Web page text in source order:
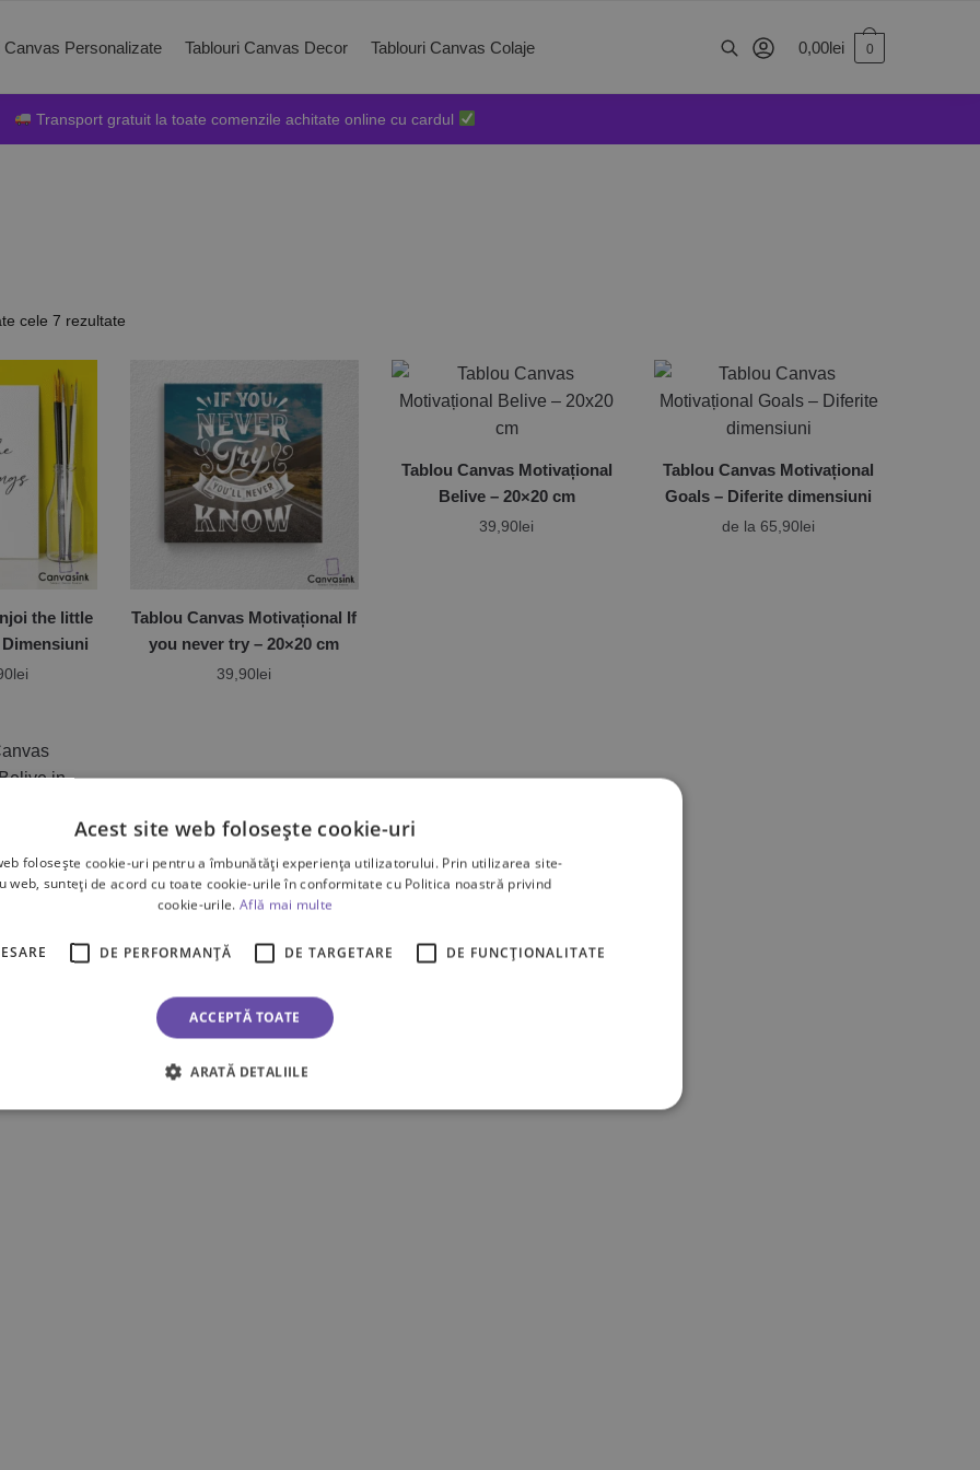
Canvas Personalizate Tablouri Canvas Decor Tablouri Canvas Colaje 0,00lei 0
Transport gratuit la toate comenzile achitate online cu cardul
cele 7 rezultate
the little
lei
Tablou Canvas Motivațional If
you never try – 20×20 cm
39,90lei
Tablou Canvas Motivațional
Belive – 20×20 cm
39,90lei
Tablou Canvas Motivațional
Goals – Diferite dimensiuni
de la65,90lei
– Diferite
Acest site web folosește cookie-uri
folosește cookie-uri pentru a îmbunătăți experiența utilizatorului. Prin utilizarea site-
web, sunteți de acord cu toate cookie-urile în conformitate cu Politica noastră privind
cookie-urile. Află mai multe
DE PERFORMANȚĂ DE TARGETARE DE FUNCŢIONALITATE
ACCEPTĂ TOATE
ARATĂ DETALIILE